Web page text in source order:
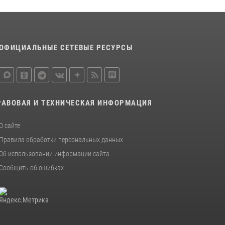
равноапостольного князя Владимира
Нижегородские росгвардейцы за
по сигналу «тревога»
20 июля 2026, 12:26
СЕТЕВЫЕ РЕСУРСЫ
И ТЕХНИЧЕСКАЯ ИНФОРМАЦИЯ
О сайте
Правила обработки персональных данных
Об использовании информации сайта
Сообщить об ошибках